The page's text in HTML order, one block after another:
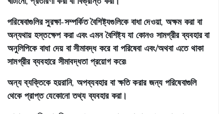
পরিষেবাগুলির সুরক্ষা-সম্পর্কিত বৈশিষ্ট্যগুলিকে বাধা দেওয়া, অক্ষম করা বা
অন্যথায় হস্তক্ষেপ করা এবং এমন বৈশিষ্ট্য যা কোনও সামগ্রীর ব্যবহার বা
অনুলিপিকে বাধা দেয় বা সীমাবদ্ধ করে বা পরিষেবা এবং/অথবা এতে থাকা
সামগ্রীর ব্যবহারে সীমাবদ্ধতা প্রয়োগ করে৷
অন্য ব্যক্তিকে হয়রানি, অপব্যবহার বা ক্ষতি করার জন্য পরিষেবাগুলি
থেকে প্রাপ্ত যেকোনো তথ্য ব্যবহার করা।